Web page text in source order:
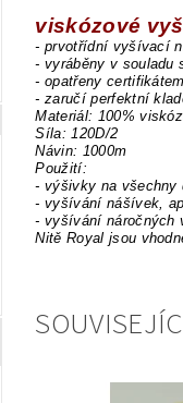
viskózové
- prvotřídní vyšívací
- vyráběny v souladu
- opatřeny
- zaručí perfektní
Materiál: 100%
Síla: 120D/2
Návin: 1000m
Použití:
- výšivky na všechny
- vyšívání nášívek,
- vyšívání náročných
Nitě Royal jsou